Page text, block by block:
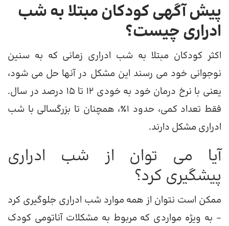
پیش آگهی کودکان مبتلا به شب
ادراری چیست؟
اکثر کودکان مبتلا به شب ادراری زمانی که به سنین
نوجوانی خود می رسند این مشکل در آنها حل می شود،
یعنی با نرخ درمان خود به خودی 12 تا 15 درصد در سال.
فقط تعداد کمی، حدود 1٪، همچنان تا بزرگسالی با شب
ادراری مشکل دارند.
آیا می توان از شب ادراری
پیشگیری کرد؟
ممکن است نتوان از همه موارد شب ادراری جلوگیری کرد
– به ویژه مواردی که مربوط به مشکلات آناتومی کودک